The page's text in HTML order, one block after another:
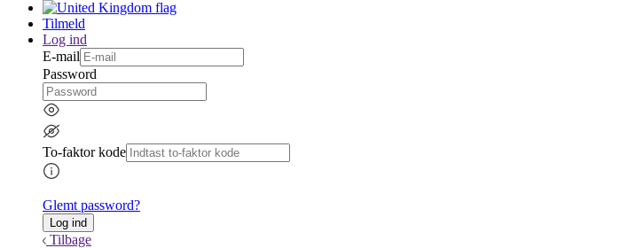
Tilmeld
Log ind
E-mail
Password
To-faktor kode
Glemt password?
Tilbage